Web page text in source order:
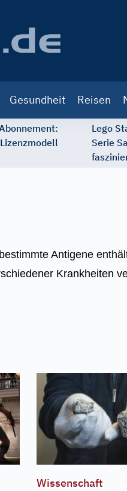
Gesundheit Reisen
Lego
Serie
Antigene
Krankheiten
Wissenschaft